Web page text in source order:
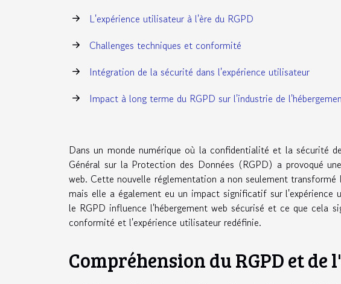
L'expérience utilisateur à l'ère du RGPD
Challenges techniques et conformité
Intégration de la sécurité dans l'expérience utilisateur
Impact à long terme du RGPD sur l'industrie de
Dans un monde numérique où la confidentialité et la sécurité
Général sur la Protection des Données (RGPD) a provoqué
web. Cette nouvelle réglementation a non seulement
mais elle a également eu un impact significatif sur
le RGPD influence l'hébergement web sécurisé et ce que cela
conformité et l'expérience utilisateur redéfinie.
Compréhension du RGPD et de